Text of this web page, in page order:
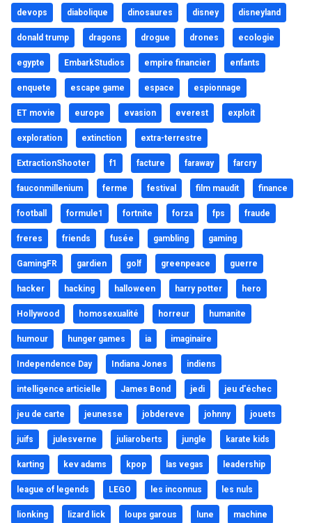
devops diabolique dinosaures disney disneyland
donald trump dragons drogue drones ecologie
egypte EmbarkStudios empire financier enfants
enquete escape game espace espionnage
ET movie europe evasion everest exploit
exploration extinction extra-terrestre
ExtractionShooter f1 facture faraway farcry
fauconmillenium ferme festival film maudit finance
football formule1 fortnite forza fps fraude
freres friends fusée gambling gaming
GamingFR gardien golf greenpeace guerre
hacker hacking halloween harry potter hero
Hollywood homosexualité horreur humanite
humour hunger games ia imaginaire
Independence Day Indiana Jones indiens
intelligence articielle James Bond jedi jeu d'échec
jeu de carte jeunesse jobdereve johnny jouets
juifs julesverne juliaroberts jungle karate kids
karting kev adams kpop las vegas leadership
league of legends LEGO les inconnus les nuls
lionking lizard lick loups garous lune machine